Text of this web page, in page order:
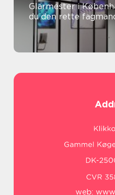
Glarmester i
du den rette
web: